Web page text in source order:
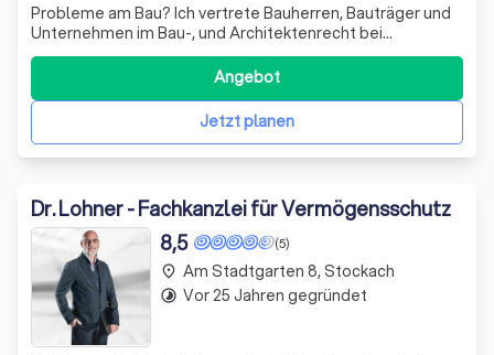
Probleme am Bau? Ich vertrete Bauherren, Bauträger und
Unternehmen im Bau-, und Architektenrecht bei
Baumängeln, Bauverzögerungen sowie Gewährleistungs-
und Vergütungsansprüchen
Jetzt planen
Angebot
Dr. Lohner - Fachkanzlei für Vermögensschutz
(5)
8,5
place Am Stadtgarten 8, Stockach
timelapse Vor 25 Jahren gegründet